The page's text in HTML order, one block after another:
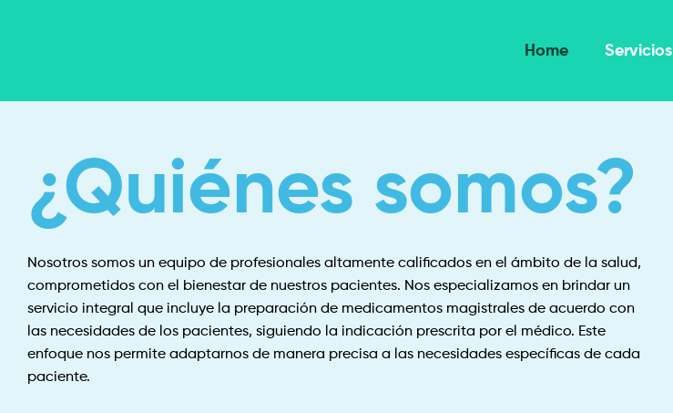
Home Servicios
¿Quiénes somos?
Nosotros somos un equipo de profesionales altamente calificados en el ámbito de la salud,
comprometidos con el bienestar de nuestros pacientes. Nos especializamos en brindar un
servicio integral que incluye la preparación de medicamentos magistrales de acuerdo con
las necesidades de los pacientes, siguiendo la indicación prescrita por el médico. Este
enfoque nos permite adaptarnos de manera precisa a las necesidades específicas de cada
paciente.